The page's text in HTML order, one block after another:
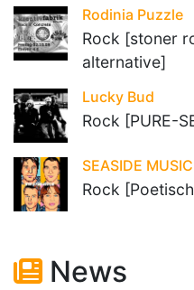
Rodinia Puzzle
Rock [stoner
alternative]
Lucky Bud
Rock [PURE-
SEASIDE MUSIC
Rock
News